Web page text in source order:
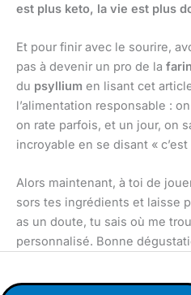
est plus keto, la vie est plus
Et pour finir avec le sourire,
pas à devenir un pro de la
du psyllium en lisant cet
l’alimentation responsable :
on rate parfois, et un jour, on
incroyable en se disant « c’est
Alors maintenant, à toi de
sors tes ingrédients et laisse
as un doute, tu sais où me
personnalisé. Bonne